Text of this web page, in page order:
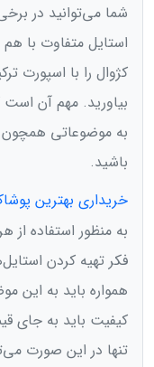
شما می‌‌توانید در
استایل متفاوت با هم
کژوال را با اسپورت
بیاورید. مهم آن است
به موضوعاتی همچون
باشید.
خریداری بهترین
به منظور استفاده از
فکر تهیه کردن
همواره باید به این
کیفیت باید به جای
تنها در این صورت